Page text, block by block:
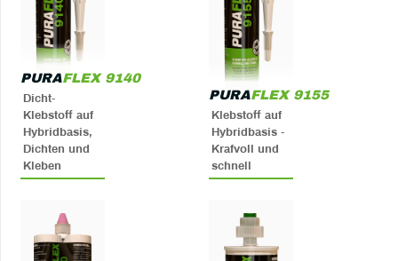
PURAFLEX 9140
Dicht-
Klebstoff auf
Hybridbasis,
Dichten und
Kleben
PURAFLEX 9155
Klebstoff auf
Hybridbasis -
Krafvoll und
schnell